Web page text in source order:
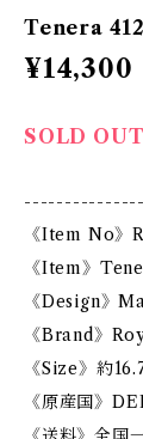
Tenera
¥14,300
SOLD OUT
《Item No》
《Item》
《Design》
《Brand》
《Size》約
《原産国》